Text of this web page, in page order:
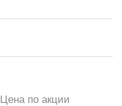
Цена по акции